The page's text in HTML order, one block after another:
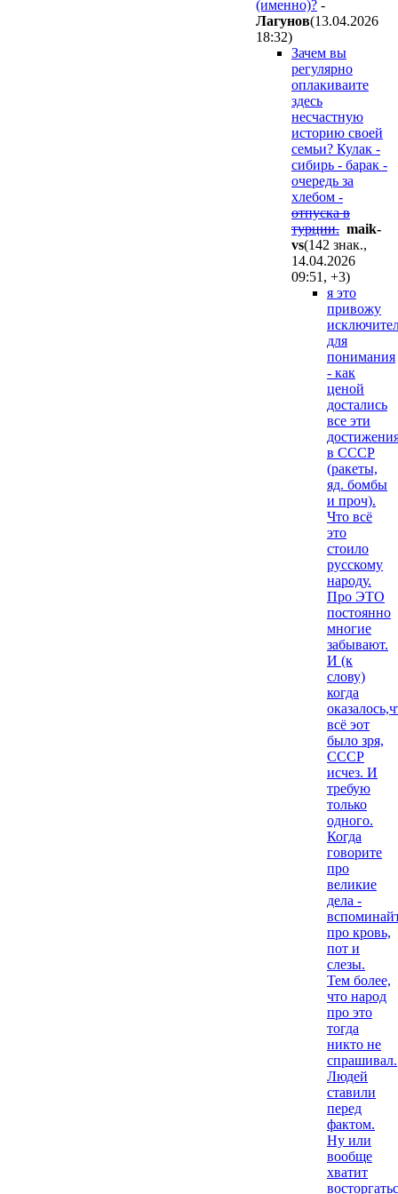
(именно)? -
Лaгyнoв(13.04.2026
18:32)
Зачем вы
регулярно
оплакиваите
здесь
несчастную
историю своей
семьи? Кулак -
сибирь - барак -
очередь за
хлебом -
отпуска в
турции. maik-
vs(142 знак.,
14.04.2026
09:51 , +3)
я это
привожу
для
понимания
- как
ценой
достались
все эти
в СССР
(ракеты,
яд. бомбы
и проч).
Что всё
это
стоило
русскому
народу.
Про ЭТО
постоянно
многие
забывают.
И (к
слову)
когда
всё эот
было зря,
СССР
исчез. И
требую
только
одного.
Когда
говорите
про
великие
дела -
про кровь,
пот и
слезы.
Тем более,
что народ
про это
тогда
никто не
спрашивал.
Людей
ставили
перед
фактом.
Ну или
вообще
хватит